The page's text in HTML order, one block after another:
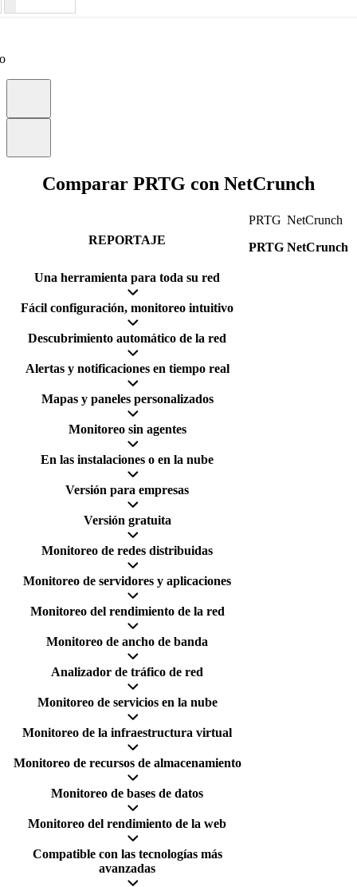
Comparar PRTG con NetCrunch
REPORTAJE
PRTG
PRTG
NetCrunch
NetCrunch
Una herramienta para toda su red
Fácil configuración, monitoreo intuitivo
Descubrimiento automático de la red
Alertas y notificaciones en tiempo real
Mapas y paneles personalizados
Monitoreo sin agentes
En las instalaciones o en la nube
Versión para empresas
Versión gratuita
Monitoreo de redes distribuidas
Monitoreo de servidores y aplicaciones
Monitoreo del rendimiento de la red
Monitoreo de ancho de banda
Analizador de tráfico de red
Monitoreo de servicios en la nube
Monitoreo de la infraestructura virtual
Monitoreo de recursos de almacenamiento
Monitoreo de bases de datos
Monitoreo del rendimiento de la web
Compatible con las tecnologías más
avanzadas